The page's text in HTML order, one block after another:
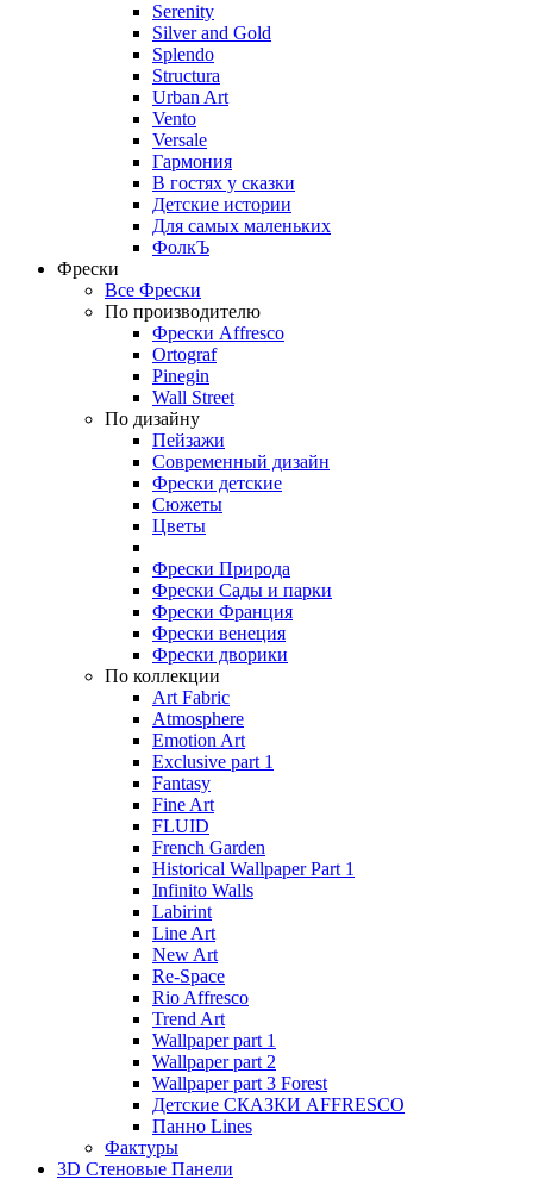
Serenity
Silver and Gold
Splendo
Structura
Urban Art
Vento
Versale
Гармония
В гостях у сказки
Детские истории
Для самых маленьких
ФолкЪ
Фрески
Все Фрески
По производителю
Фрески Affresco
Ortograf
Pinegin
Wall Street
По дизайну
Пейзажи
Современный дизайн
Фрески детские
Сюжеты
Цветы
Фрески Природа
Фрески Сады и парки
Фрески Франция
Фрески венеция
Фрески дворики
По коллекции
Art Fabric
Atmosphere
Emotion Art
Exclusive part 1
Fantasy
Fine Art
FLUID
French Garden
Historical Wallpaper Part 1
Infinito Walls
Labirint
Line Art
New Art
Re-Space
Rio Affresco
Trend Art
Wallpaper part 1
Wallpaper part 2
Wallpaper part 3 Forest
Детские СКАЗКИ AFFRESCO
Панно Lines
Фактуры
3D Стеновые Панели